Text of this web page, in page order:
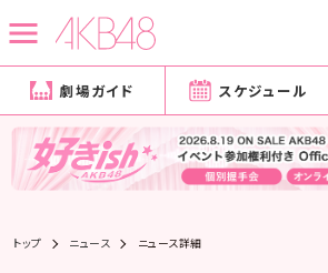
劇場ガイド スケジュール
トップ ニュース ニュース詳細